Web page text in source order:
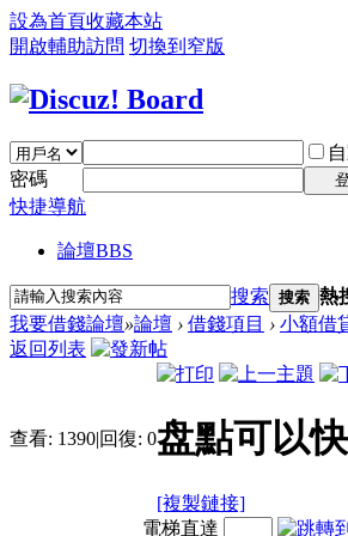
設為首頁收藏本站
開啟輔助訪問 切換到窄版
密碼
快捷導航
論壇BBS
搜索 搜索 熱
我要借錢論壇»論壇 › 借錢項目 › 小額借
返回列表
查看: 1390|回復: 0盘點可以
[複製鏈接]
電梯直達